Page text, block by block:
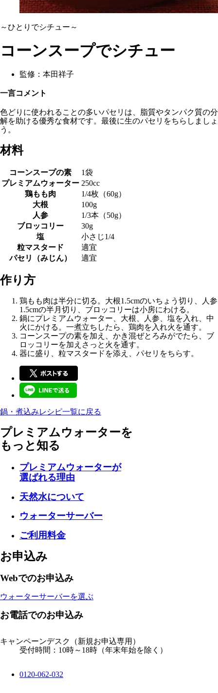
～ひとりでシチュー～
コーンスープでシチュー
監修： 本田祥子
一言コメント
色どりに使われることの多いパセリは、脂質やタンパク質の分
解を助ける優秀な食材です。最後に生のパセリをちらしましょ
う。
材料
コーンスープの素
1袋
プレミアムウォーター 250cc
鶏もも肉
1/4枚（60g）
大根
100g
人参
1/3本（50g）
ブロッコリー
30g
塩
小さじ1/4
粒マスタード
適宜
パセリ（みじん）
適宜
作り方
鶏もも肉は半分に切る。大根1.5cmのいちょう切り、人参
1.5cmの半月切り、ブロッコリーは小房にわける。
鍋にプレミアムウォーター、大根、人参、塩を入れ、中
火にかける。一煮立ちしたら、鶏肉を入れ火を通す。
コーンスープの素を加え、かき混ぜとろみがでたら、ブ
ロッコリーを加えさっと火を通す。
器に盛り、粒マスタードを添え、パセリをちらす。
鍋・煮込みレシピ一覧に戻る
プレミアムウォーターを
もっと知る
プレミアムウォーターが
選ばれる理由
天然水について
ウォーターサーバー
ご利用料金
お申込み
Webでのお申込み
ウォーターサーバーを選ぶ
お電話でのお申込み
キャンペーンデスク
（新規お申込専用）
受付時間：10時～18時（年末年始を除く）
0120-062-032